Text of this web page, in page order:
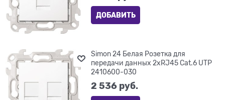
ДОБАВИТЬ
Simon 24 Белая Розетка для
передачи данных 2xRJ45 Cat.6 UTP
2410600-030
2 536 руб.